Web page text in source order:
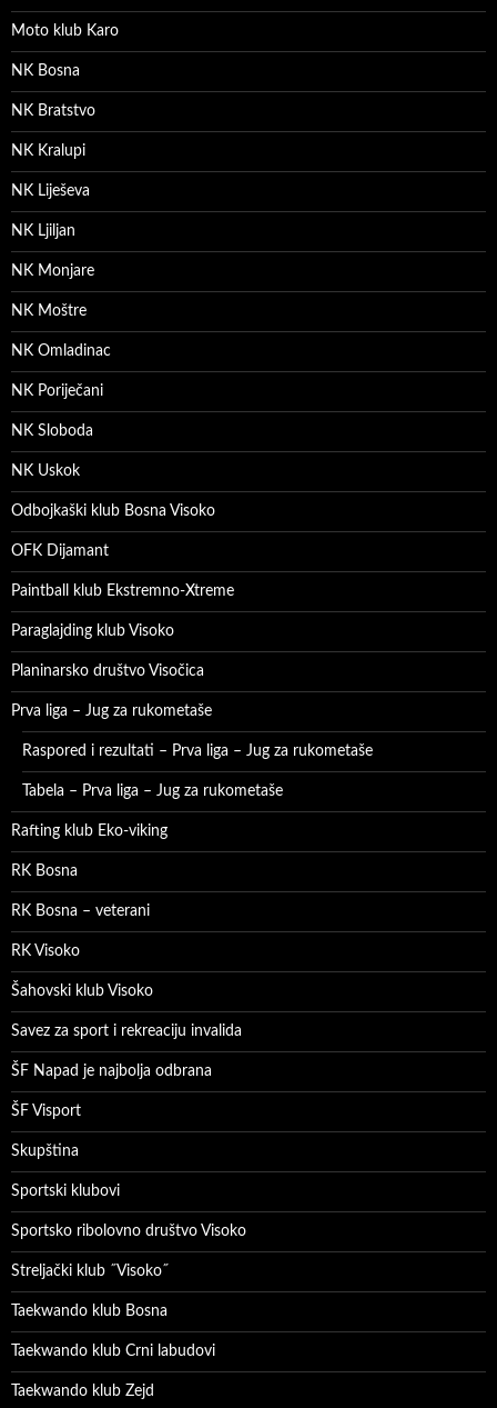
Moto klub Karo
NK Bosna
NK Bratstvo
NK Kralupi
NK Liješeva
NK Ljiljan
NK Monjare
NK Moštre
NK Omladinac
NK Poriječani
NK Sloboda
NK Uskok
Odbojkaški klub Bosna Visoko
OFK Dijamant
Paintball klub Ekstremno-Xtreme
Paraglajding klub Visoko
Planinarsko društvo Visočica
Prva liga – Jug za rukometaše
Raspored i rezultati – Prva liga – Jug za rukometaše
Tabela – Prva liga – Jug za rukometaše
Rafting klub Eko-viking
RK Bosna
RK Bosna – veterani
RK Visoko
Šahovski klub Visoko
Savez za sport i rekreaciju invalida
ŠF Napad je najbolja odbrana
ŠF Visport
Skupština
Sportski klubovi
Sportsko ribolovno društvo Visoko
Streljački klub ˝Visoko˝
Taekwando klub Bosna
Taekwando klub Crni labudovi
Taekwando klub Zejd